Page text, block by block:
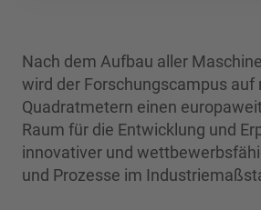
Nach dem Aufbau aller
wird der Forschungscampus auf
Quadratmetern einen
Raum für die Entwicklung und
innovativer und
und Prozesse im